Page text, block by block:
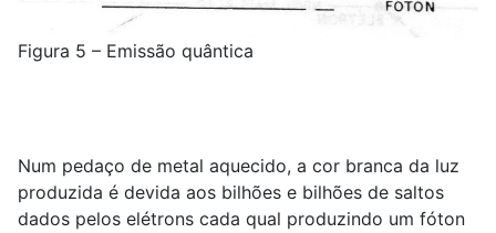
Figura 5 – Emissão quântica
Num pedaço de metal aquecido, a cor branca da luz
produzida é devida aos bilhões e bilhões de saltos
dados pelos elétrons cada qual produzindo um fóton